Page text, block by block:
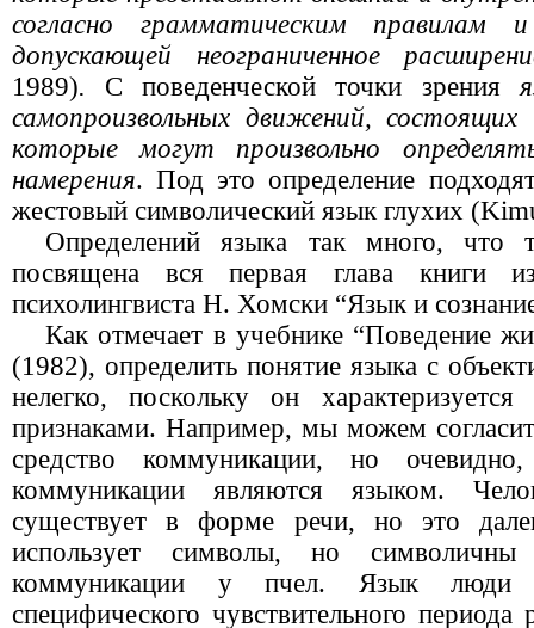
согласно грамматическим
допускающей неограниченное
1989). С поведенческой точки зрения
самопроизвольных движений, состоящих
которые могут произвольно
намерения. Под это определение
жестовый символический язык глухих
Определений языка так много, что
посвящена вся пеpвая глава книги
психолингвиста H. Хомски “Язык и
Как отмечает в учебнике “Поведение
(1982), определить понятие языка с
нелегко, поскольку он
признаками. Например, мы можем
средство коммуникации, но
коммуникации являются языком.
существует в форме речи, но это
использует символы, но
коммуникации у пчел. Язык люди
специфического чувствительного